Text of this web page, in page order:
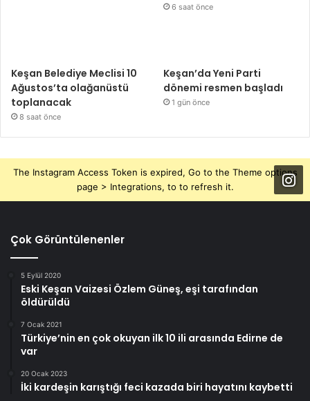
6 saat önce
Keşan Belediye Meclisi 10
Ağustos’ta olağanüstü
toplanacak
8 saat önce
Keşan’da Yeni Parti
dönemi resmen başladı
1 gün önce
The Instagram Access Token is expired, Go to the Theme options
page > Integrations, to to refresh it.
Çok Görüntülenenler
5 Eylül 2020
Eski Keşan Vaizesi Özlem Güneş, eşi tarafından
öldürüldü
7 Ocak 2021
Türkiye’nin en çok okuyan ilk 10 ili arasında Edirne de
var
20 Ocak 2023
İki kardeşin karıştığı feci kazada biri hayatını kaybetti